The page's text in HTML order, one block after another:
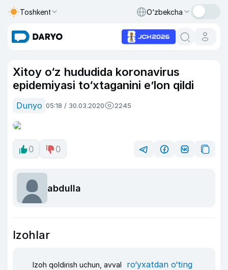
Toshkent O‘zbekcha
Xitoy o‘z hududida koronavirus
epidemiyasi to‘xtaganini e’lon qildi
Dunyo 05:18 / 30.03.2020 2245
0 0
abdulla
Izohlar
Izoh qoldirish uchun, avval ro‘yxatdan o‘ting